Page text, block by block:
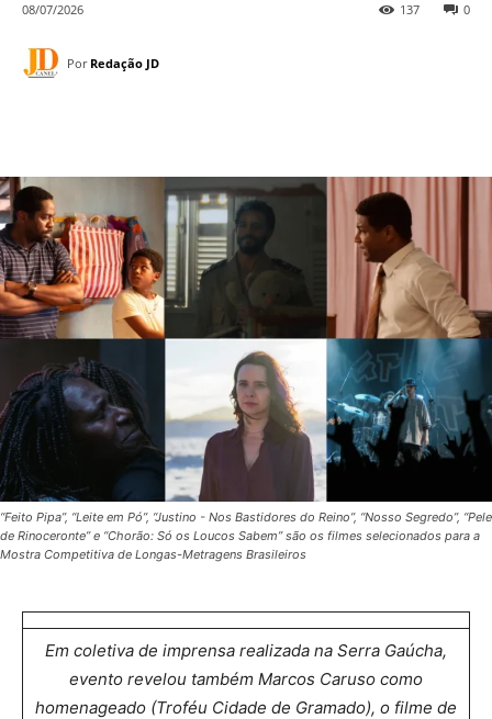
08/07/2026 0
137
Por Redação JD
“Feito Pipa”, “Leite em Pó”, “Justino - Nos Bastidores do Reino”, “Nosso Segredo”, “Pele
de Rinoceronte” e “Chorão: Só os Loucos Sabem” são os filmes selecionados para a
Mostra Competitiva de Longas-Metragens Brasileiros
Em coletiva de imprensa realizada na Serra Gaúcha,
evento revelou também Marcos Caruso como
homenageado (Troféu Cidade de Gramado), o filme de